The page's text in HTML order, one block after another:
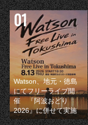
Watson、地元・徳島
にてフリーライブ開
催 『阿波おどり
2026』に併せて実施